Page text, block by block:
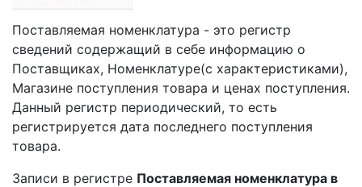
Поставляемая номенклатура - это регистр
сведений содержащий в себе информацию о
Поставщиках, Номенклатуре(с характеристиками),
Магазине поступления товара и ценах поступления.
Данный регистр периодический, то есть
регистрируется дата последнего поступления
товара.
Записи в регистре Поставляемая номенклатура в